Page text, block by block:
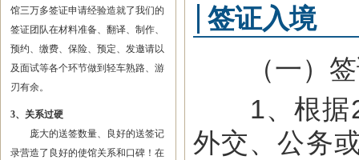
馆三万多签证申请经验造就了我们的
签证团队在材料准备、翻译、制作、
预约、缴费、保险、预定、发邀请以
及面试等各个环节做到轻车熟路、游
刃有余。
3、关系过硬
庞大的送签数量、良好的送签记
录营造了良好的使馆关系和口碑！在
签证入境
（一）签
1、根据
外交、公务